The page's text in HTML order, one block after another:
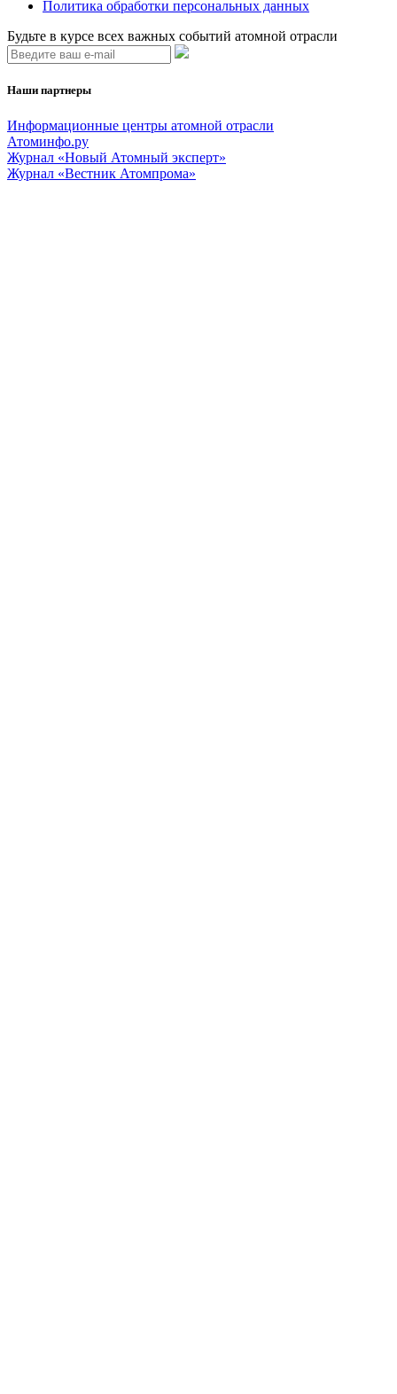
Политика обработки персональных данных
Будьте в курсе всех важных событий атомной отрасли
Наши партнеры
Информационные центры атомной отрасли
Атоминфо.ру
Журнал «Новый Атомный эксперт»
Журнал «Вестник Атомпрома»